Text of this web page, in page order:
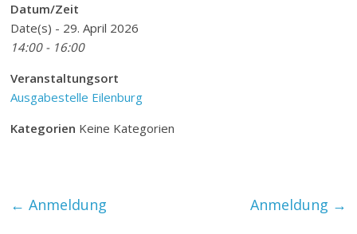
Datum/Zeit
Date(s) - 29. April 2026
14:00 - 16:00
Veranstaltungsort
Ausgabestelle Eilenburg
Kategorien Keine Kategorien
← Anmeldung Anmeldung →